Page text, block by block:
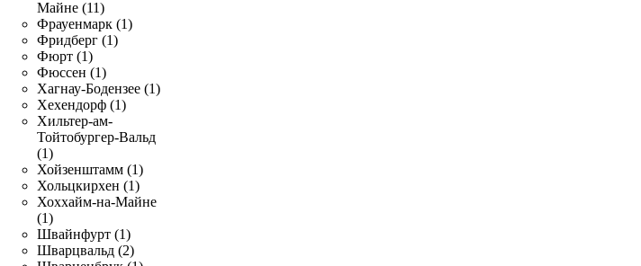
Майне (11)
Фрауенмарк (1)
Фридберг (1)
Фюрт (1)
Фюссен (1)
Хагнау-Бодензее (1)
Хехендорф (1)
Хильтер-ам-
Тойтобургер-Вальд
(1)
Хойзенштамм (1)
Хольцкирхен (1)
Хоххайм-на-Майне
(1)
Швайнфурт (1)
Шварцвальд (2)